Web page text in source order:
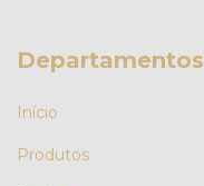
Departamentos
Início
Produtos